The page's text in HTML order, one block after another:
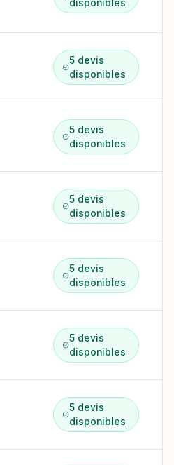
disponibles
5 devis
disponibles
5 devis
disponibles
5 devis
disponibles
5 devis
disponibles
5 devis
disponibles
5 devis
disponibles